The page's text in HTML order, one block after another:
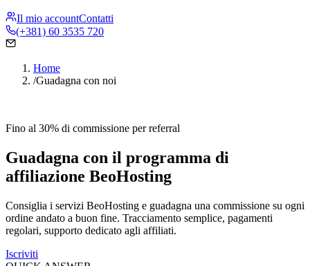
Il mio accountContatti
(+381) 60 3535 720
Home
/Guadagna con noi
Fino al 30% di commissione per referral
Guadagna con il programma di
affiliazione BeoHosting
Consiglia i servizi BeoHosting e guadagna una commissione su ogni
ordine andato a buon fine. Tracciamento semplice, pagamenti
regolari, supporto dedicato agli affiliati.
Iscriviti